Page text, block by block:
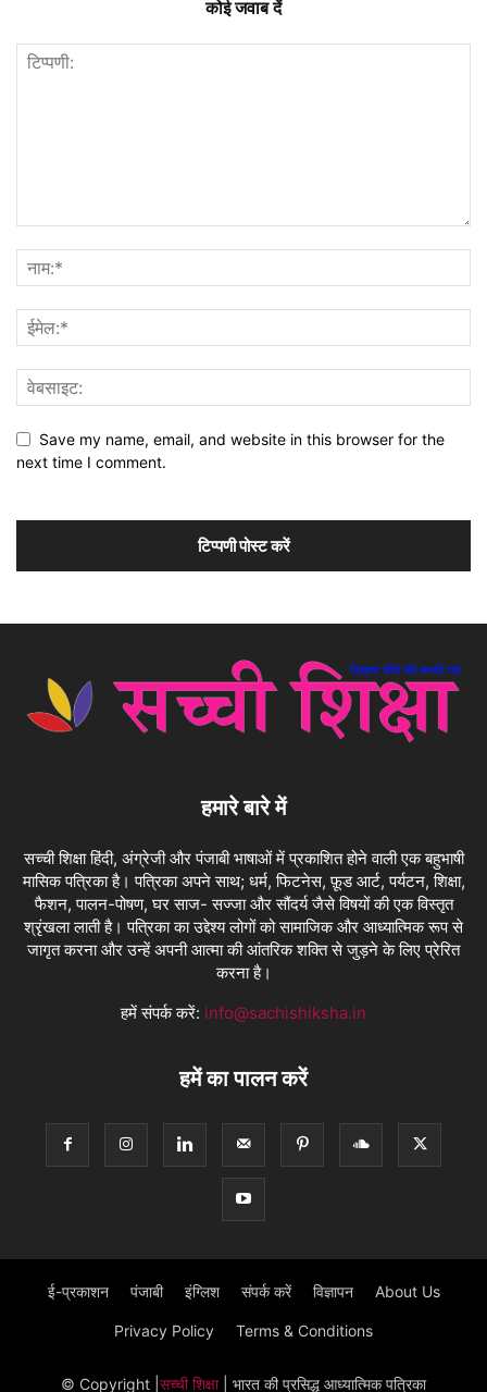
कोई जवाब दें
Save my name, email, and website in this browser for the
next time I comment.
हमारे बारे में
सच्ची शिक्षा हिंदी, अंग्रेजी और पंजाबी भाषाओं में प्रकाशित होने वाली एक बहुभाषी
मासिक पत्रिका है। पत्रिका अपने साथ; धर्म, फिटनेस, फ़ूड आर्ट, पर्यटन, शिक्षा,
फैशन, पालन-पोषण, घर साज- सज्जा और सौंदर्य जैसे विषयों की एक विस्तृत
श्रृंखला लाती है। पत्रिका का उद्देश्य लोगों को सामाजिक और आध्यात्मिक रूप से
जागृत करना और उन्हें अपनी आत्मा की आंतरिक शक्ति से जुड़ने के लिए प्रेरित
करना है।
हमें संपर्क करें: info@sachishiksha.in
हमें का पालन करें
ई-प्रकाशन पंजाबी इंग्लिश संपर्क करें विज्ञापन About Us
Privacy Policy Terms & Conditions
© Copyright सच्ची शिक्षा| भारत की प्रसिद्ध आध्यात्मिक पत्रिका